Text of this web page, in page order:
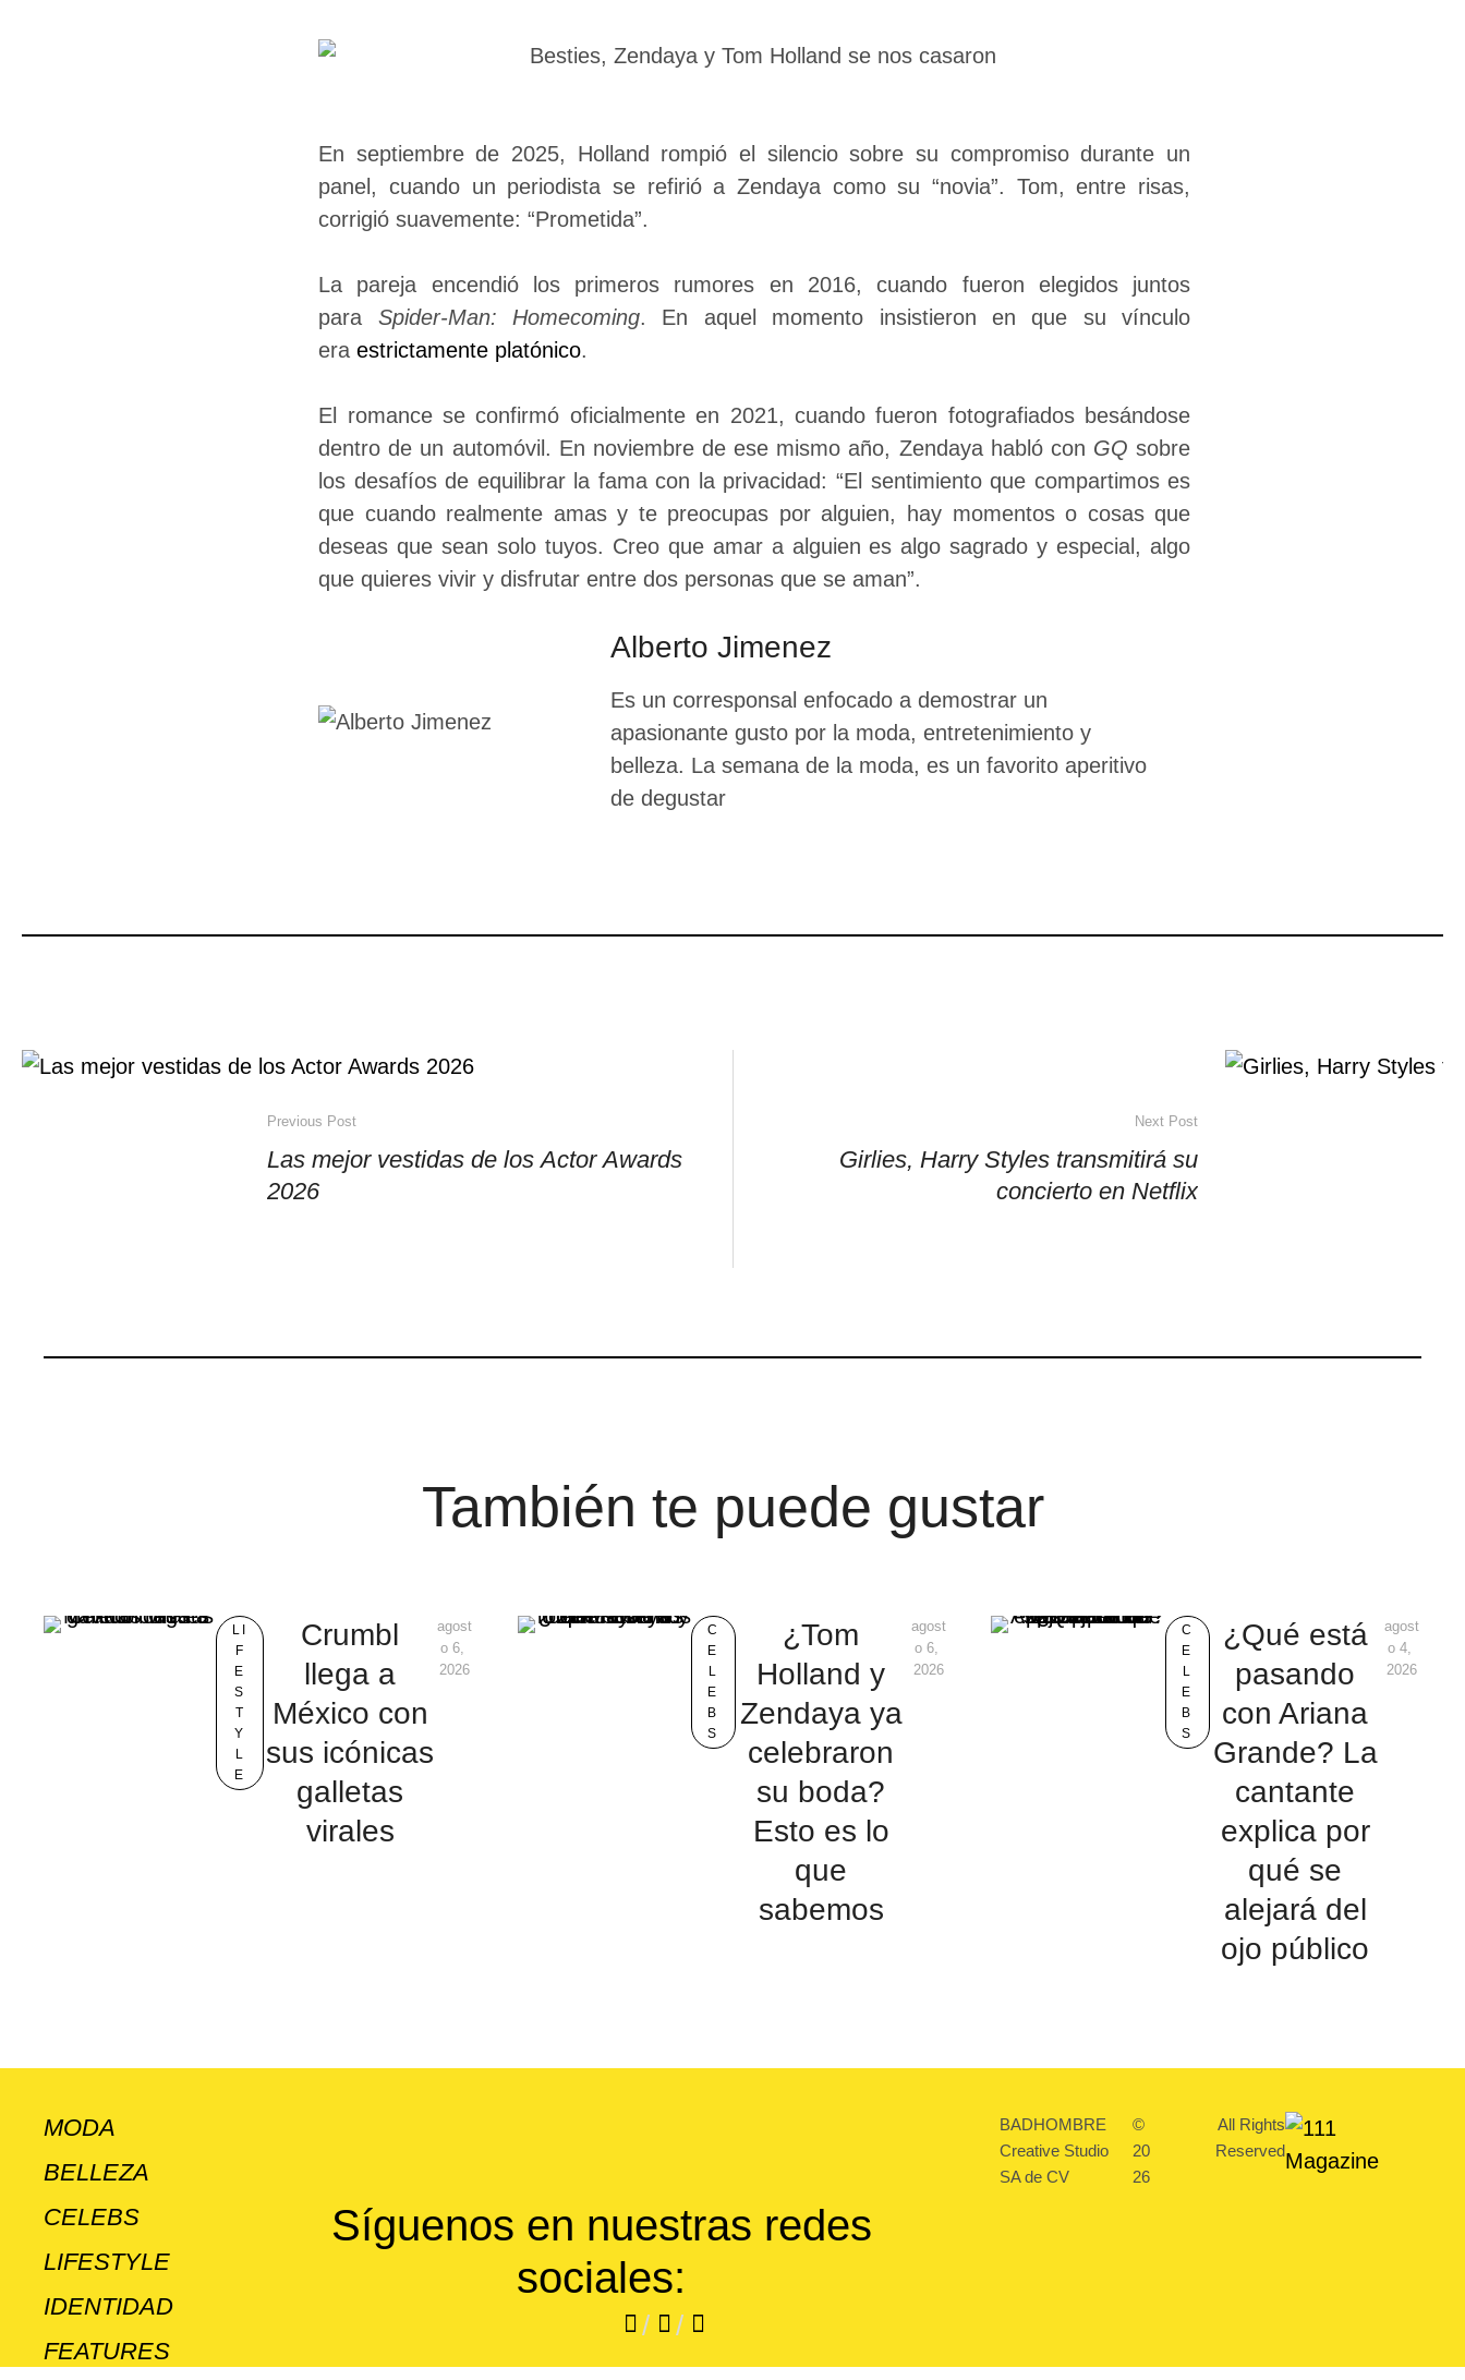
En septiembre de 2025, Holland rompió el silencio sobre su compromiso durante un
panel, cuando un periodista se refirió a Zendaya como su “novia”. Tom, entre risas,
corrigió suavemente: “Prometida”.
La pareja encendió los primeros rumores en 2016, cuando fueron elegidos juntos
para Spider-Man: Homecoming. En aquel momento insistieron en que su vínculo
eraestrictamente platónico.
El romance se confirmó oficialmente en 2021, cuando fueron fotografiados besándose
dentro de un automóvil. En noviembre de ese mismo año, Zendaya habló con GQ sobre
los desafíos de equilibrar la fama con la privacidad: “El sentimiento que compartimos es
que cuando realmente amas y te preocupas por alguien, hay momentos o cosas que
deseas que sean solo tuyos. Creo que amar a alguien es algo sagrado y especial, algo
que quieres vivir y disfrutar entre dos personas que se aman”.
Alberto Jimenez
Es un corresponsal enfocado a demostrar un
apasionante gusto por la moda, entretenimiento y
belleza. La semana de la moda, es un favorito aperitivo
de degustar
Previous Post
Las mejor vestidas de los Actor Awards
2026
Next Post
Girlies, Harry Styles transmitirá su
concierto en Netflix
También te puede gustar
LI
F
E
S
T
Y
L
E
Crumbl
llega a
México con
sus icónicas
galletas
virales
agost
o 6,
2026
C
E
L
E
B
S
¿Tom
Holland y
Zendaya ya
celebraron
su boda?
Esto es lo
que
sabemos
agost
o 6,
2026
C
E
L
E
B
S
¿Qué está
pasando
con Ariana
Grande? La
cantante
explica por
qué se
alejará del
ojo público
agost
o 4,
2026
MODA
BELLEZA
CELEBS
LIFESTYLE
IDENTIDAD
FEATURES
Síguenos en nuestras redes
sociales:
/ /
BADHOMBRE
Creative Studio
SA de CV
©
20
26
All Rights
Reserved